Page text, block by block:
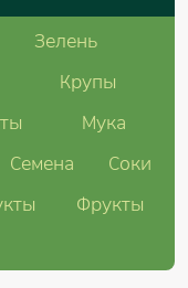
Зелень
Крупы
Мука
Семена
Соки
Фрукты